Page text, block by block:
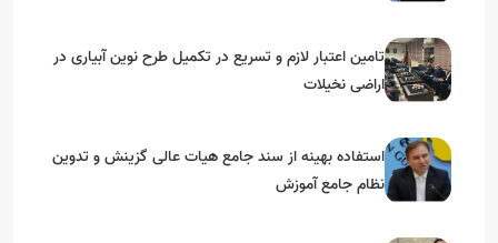
تامین اعتبار لازم و تسریع در تکمیل طرح نوین آبیاری در
اراضی نخیلات
استفاده بهینه از سند جامع هیات عالی گزینش و‌ تدوین
نظام جامع آموزش